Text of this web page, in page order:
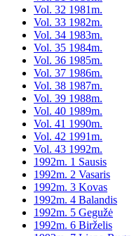
Vol. 32 1981m.
Vol. 33 1982m.
Vol. 34 1983m.
Vol. 35 1984m.
Vol. 36 1985m.
Vol. 37 1986m.
Vol. 38 1987m.
Vol. 39 1988m.
Vol. 40 1989m.
Vol. 41 1990m.
Vol. 42 1991m.
Vol. 43 1992m.
1992m. 1 Sausis
1992m. 2 Vasaris
1992m. 3 Kovas
1992m. 4 Balandis
1992m. 5 Gegužė
1992m. 6 Birželis